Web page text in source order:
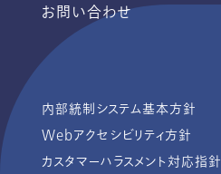
お問い合わせ
内部統制システム基本方針
Webアクセシビリティ方針
カスタマーハラスメント対応指針